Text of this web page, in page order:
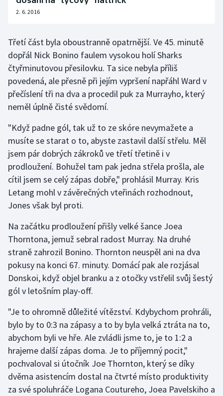
2. 6. 2016
Třetí část byla oboustranně opatrnější. Ve 45. minutě
dopřál Nick Bonino faulem vysokou holí Sharks
čtyřminutovou přesilovku. Ta sice nebyla příliš
povedená, ale přesně při jejím vypršení napřáhl Ward v
přečíslení tři na dva a procedil puk za Murrayho, který
neměl úplně čisté svědomí.
"Když padne gól, tak už to ze skóre nevymažete a
musíte se starat o to, abyste zastavil další střelu. Měl
jsem pár dobrých zákroků ve třetí třetině i v
prodloužení. Bohužel tam pak jedna střela prošla, ale
cítil jsem se celý zápas dobře," prohlásil Murray. Kris
Letang mohl v závěrečných vteřinách rozhodnout,
Jones však byl proti.
Na začátku prodloužení přišly velké šance Joea
Thorntona, jemuž sebral radost Murray. Na druhé
straně zahrozil Bonino. Thornton neuspěl ani na dva
pokusy na konci 67. minuty. Domácí pak ale rozjásal
Donskoi, když objel branku a z otočky vstřelil svůj šestý
gól v letošním play-off.
"Je to ohromně důležité vítězství. Kdybychom prohráli,
bylo by to 0:3 na zápasy a to by byla velká ztráta na to,
abychom byli ve hře. Ale zvládli jsme to, je to 1:2 a
hrajeme další zápas doma. Je to příjemný pocit,"
pochvaloval si útočník Joe Thornton, který se díky
dvěma asistencím dostal na čtvrté místo produktivity
za své spoluhráče Logana Coutureho, Joea Pavelskiho a